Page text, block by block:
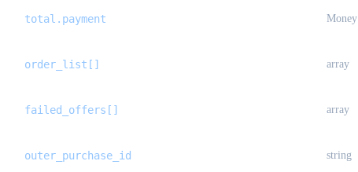
total.payment Money
order_list[] array
failed_offers[] array
outer_purchase_id string